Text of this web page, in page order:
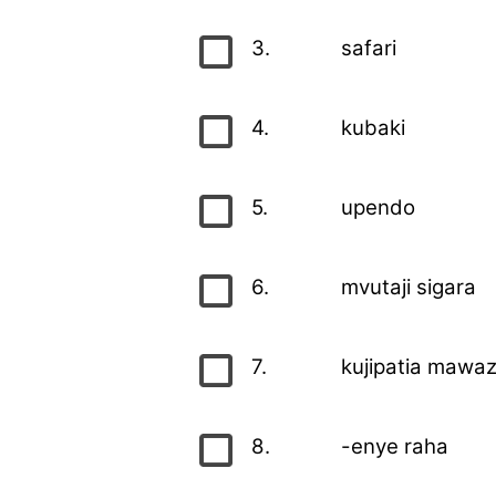
3. safari
4. kubaki
5. upendo
6. mvutaji sigara
7. kujipatia
8. -enye raha